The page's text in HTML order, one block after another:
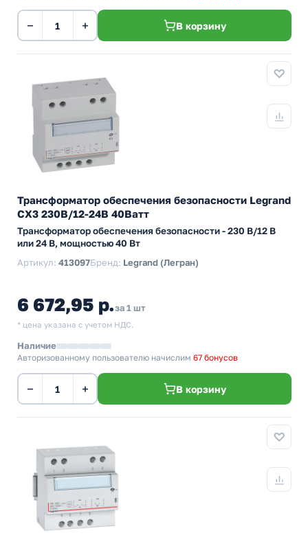
− + В корзину
Трансформатор обеспечения безопасности Legrand
CX3 230В/12-24В 40Ватт
Трансформатор обеспечения безопасности - 230 В/12 В
или 24 В, мощностью 40 Вт
Артикул: 413097Бренд: Legrand (Легран)
6 672,95 р.за 1 шт
* цена указана с учетом НДС.
Наличие
Авторизованному пользователю начислим 67 бонусов
− + В корзину